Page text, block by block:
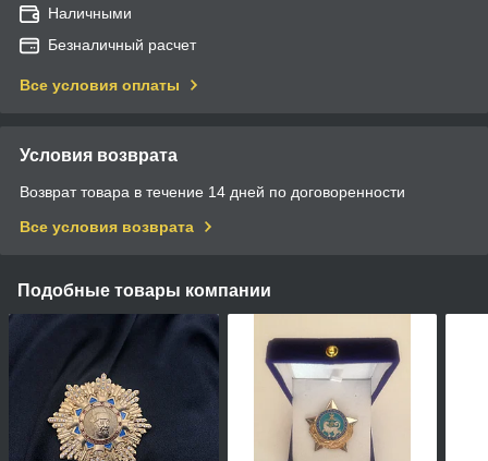
Наличными
Безналичный расчет
Все условия оплаты
Условия возврата
Возврат товара в течение 14 дней по договоренности
Все условия возврата
Подобные товары компании